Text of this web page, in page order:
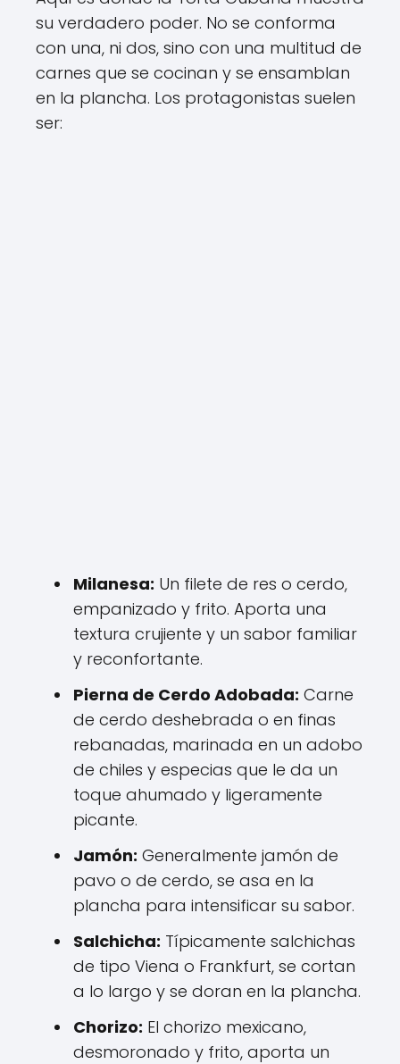
su verdadero poder. No se conforma
con una, ni dos, sino con una multitud de
carnes que se cocinan y se ensamblan
en la plancha. Los protagonistas suelen
ser:
Milanesa: Un filete de res o cerdo,
empanizado y frito. Aporta una
textura crujiente y un sabor familiar
y reconfortante.
Pierna de Cerdo Adobada: Carne
de cerdo deshebrada o en finas
rebanadas, marinada en un adobo
de chiles y especias que le da un
toque ahumado y ligeramente
picante.
Jamón: Generalmente jamón de
pavo o de cerdo, se asa en la
plancha para intensificar su sabor.
Salchicha: Típicamente salchichas
de tipo Viena o Frankfurt, se cortan
a lo largo y se doran en la plancha.
Chorizo: El chorizo mexicano,
desmoronado y frito, aporta un